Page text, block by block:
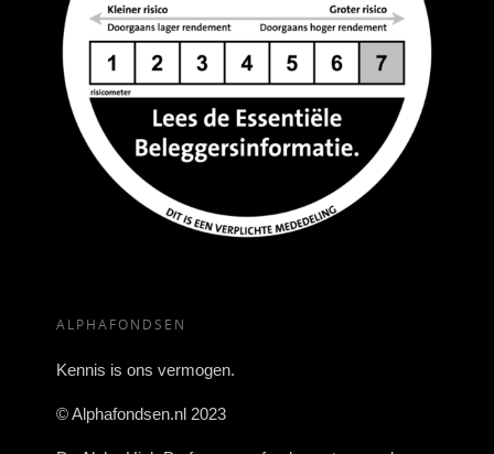
ALPHAFONDSEN
Kennis is ons vermogen.
© Alphafondsen.nl 2023